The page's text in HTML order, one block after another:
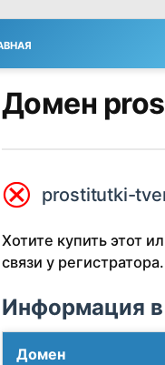
Домен
⮿ prostitutki-
Хотите купить этот
связи у регистратора.
Информация в
Домен